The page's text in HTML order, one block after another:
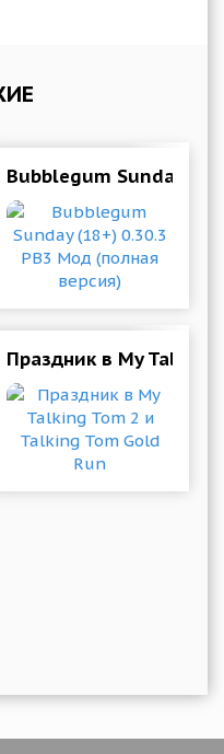
грехов: —
Bubblegum Sunday
Праздник в My
(Unlocked)